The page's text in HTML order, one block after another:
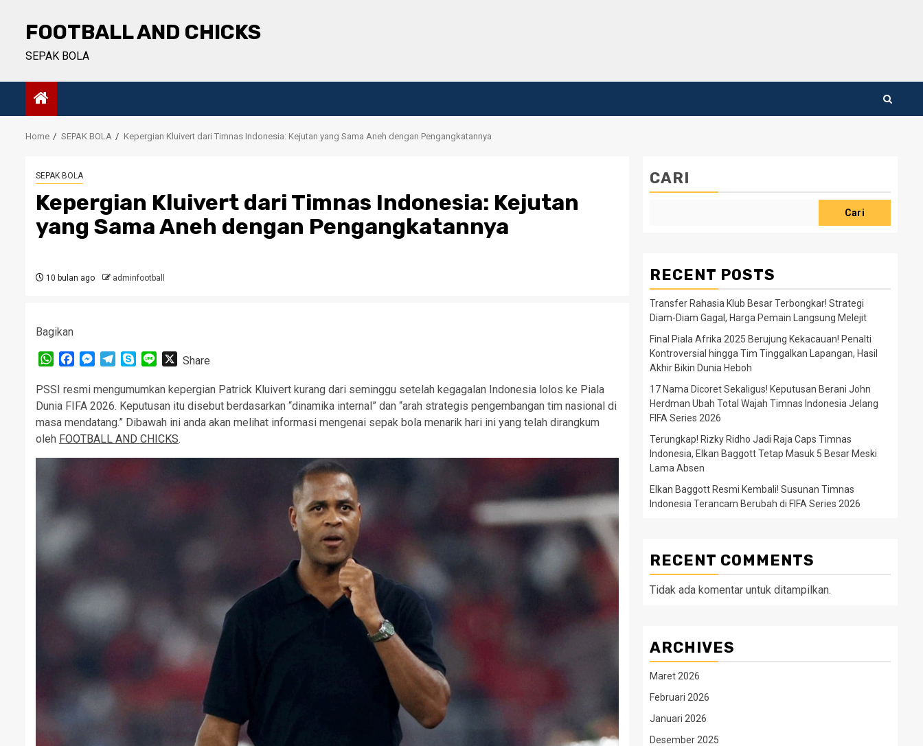
contentFOOTBALL AND CHICKS
SEPAK BOLA
Home SEPAK BOLA Kepergian Kluivert dari Timnas Indonesia: Kejutan yang Sama Aneh dengan Pengangkatannya
SEPAK BOLA
Kepergian Kluivert dari Timnas Indonesia: Kejutan
yang Sama Aneh dengan Pengangkatannya
10 bulan ago adminfootball
Bagikan
WhatsApp
FacebookMessenger
TelegramSkypeLine XShare
PSSI resmi mengumumkan kepergian Patrick Kluivert kurang dari seminggu setelah kegagalan Indonesia lolos ke Piala
Dunia FIFA 2026. Keputusan itu disebut berdasarkan “dinamika internal” dan “arah strategis pengembangan tim nasional di
masa mendatang.” Dibawah ini anda akan melihat informasi mengenai sepak bola menarik hari ini yang telah dirangkum
oleh FOOTBALL AND CHICKS.
CARI
Cari
RECENT POSTS
Transfer Rahasia Klub Besar Terbongkar! Strategi
Diam-Diam Gagal, Harga Pemain Langsung Melejit
Final Piala Afrika 2025 Berujung Kekacauan! Penalti
Kontroversial hingga Tim Tinggalkan Lapangan, Hasil
Akhir Bikin Dunia Heboh
17 Nama Dicoret Sekaligus! Keputusan Berani John
Herdman Ubah Total Wajah Timnas Indonesia Jelang
FIFA Series 2026
Terungkap! Rizky Ridho Jadi Raja Caps Timnas
Indonesia, Elkan Baggott Tetap Masuk 5 Besar Meski
Lama Absen
Elkan Baggott Resmi Kembali! Susunan Timnas
Indonesia Terancam Berubah di FIFA Series 2026
RECENT COMMENTS
Tidak ada komentar untuk ditampilkan.
ARCHIVES
Maret 2026
Februari 2026
Januari 2026
Desember 2025